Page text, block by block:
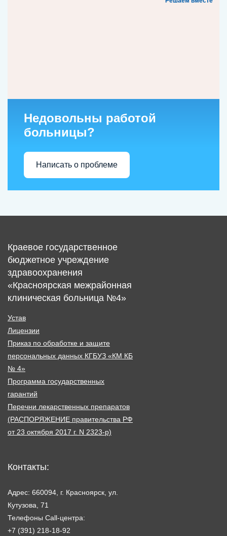
Недовольны работой
больницы?
Написать о проблеме
Краевое государственное
бюджетное учреждение
здравоохранения
«Красноярская межрайонная
клиническая больница №4»
Устав
Лицензии
Приказ по обработке и защите
персональных данных КГБУЗ «КМ КБ
№ 4»
Программа государственных
гарантий
Перечни лекарственных препаратов
(РАСПОРЯЖЕНИЕ правительства РФ
от 23 октября 2017 г. N 2323-р)
Контакты:
Адрес: 660094, г. Красноярск, ул.
Кутузова, 71
Телефоны Call-центра:
+7 (391) 218-18-92